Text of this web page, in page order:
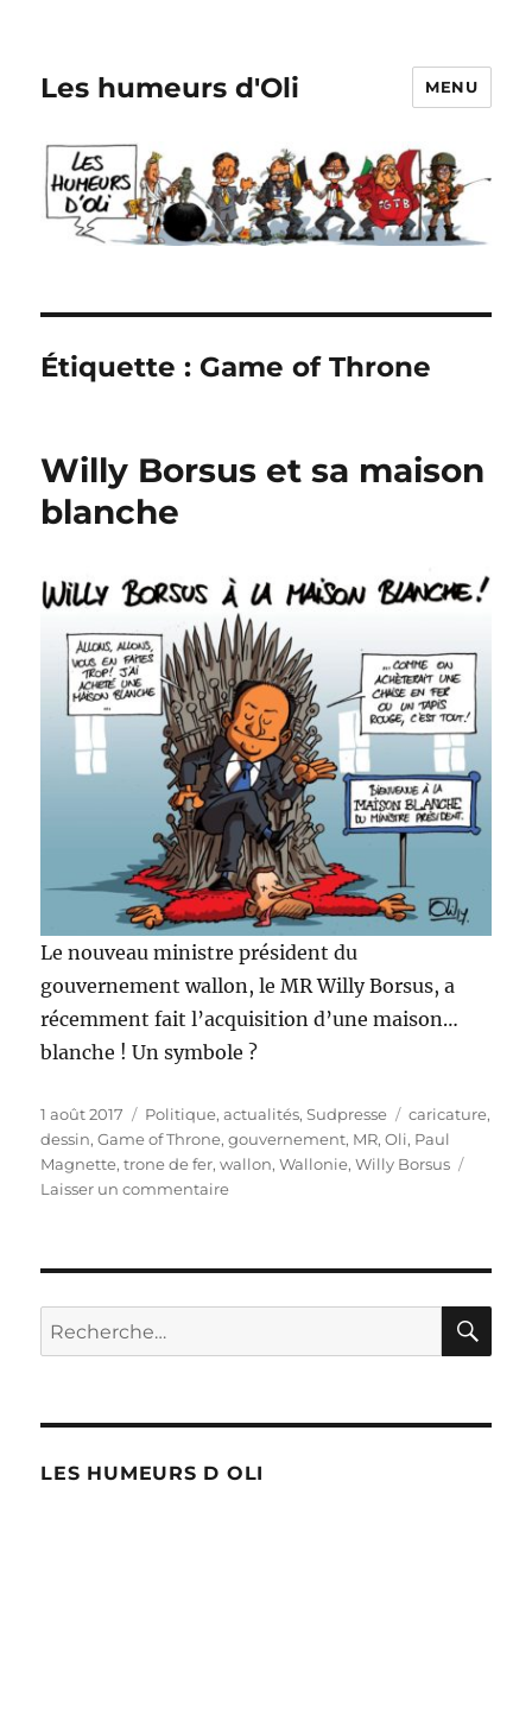
Les humeurs d'Oli MENU
Étiquette : Game of Throne
Willy Borsus et sa maison
blanche
Le nouveau ministre président du
gouvernement wallon, le MR Willy Borsus, a
récemment fait l’acquisition d’une maison…
blanche ! Un symbole ?
Publié
le
1 août 2017 Catégories
Politique, actualités,Sudpresse Étiquettes
caricature,
dessin,Game of Throne,gouvernement, MR,Oli, Paul
Magnette,trone de fer,wallon,Wallonie,Willy Borsus
Laisser un commentairesur
maison
Recherche
pour :
LES HUMEURS D OLI